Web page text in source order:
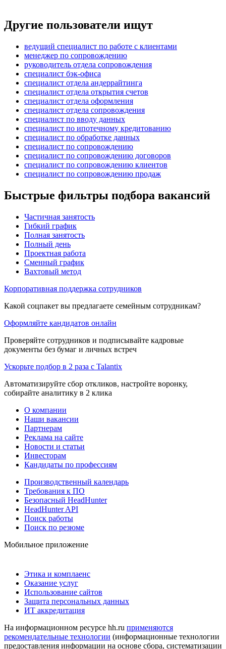
Другие пользователи ищут
ведущий специалист по работе с клиентами
менеджер по сопровождению
руководитель отдела сопровождения
специалист бэк-офиса
специалист отдела андеррайтинга
специалист отдела открытия счетов
специалист отдела оформления
специалист отдела сопровождения
специалист по вводу данных
специалист по ипотечному кредитованию
специалист по обработке данных
специалист по сопровождению
специалист по сопровождению договоров
специалист по сопровождению клиентов
специалист по сопровождению продаж
Быстрые фильтры подбора вакансий
Частичная занятость
Гибкий график
Полная занятость
Полный день
Проектная работа
Сменный график
Вахтовый метод
Корпоративная поддержка сотрудников
Какой соцпакет вы предлагаете семейным сотрудникам?
Оформляйте кандидатов онлайн
Проверяйте сотрудников и подписывайте кадровые
документы без бумаг и личных встреч
Ускорьте подбор в 2 раза с Talantix
Автоматизируйте сбор откликов, настройте воронку,
собирайте аналитику в 2 клика
О компании
Наши вакансии
Партнерам
Реклама на сайте
Новости и статьи
Инвесторам
Кандидаты по профессиям
Производственный календарь
Требования к ПО
Безопасный HeadHunter
HeadHunter API
Поиск работы
Поиск по резюме
Мобильное приложение
Этика и комплаенс
Оказание услуг
Использование сайтов
Защита персональных данных
ИТ аккредитация
На информационном ресурсе hh.ru применяются
рекомендательные технологии (информационные технологии
предоставления информации на основе сбора, систематизации